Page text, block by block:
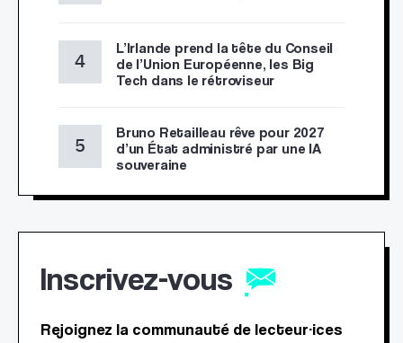
L’Irlande prend la tête du Conseil
de l’Union Européenne, les Big
Tech dans le rétroviseur
Bruno Retailleau rêve pour 2027
d’un État administré par une IA
souveraine
Inscrivez-vous
Rejoignez la communauté de lecteur·ices